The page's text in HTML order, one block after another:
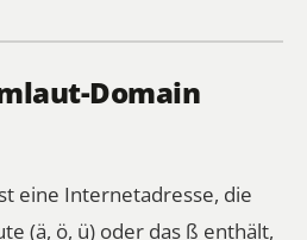
Domain
eine Internetadresse, die
(ä, ö, ü) oder das ß enthält,